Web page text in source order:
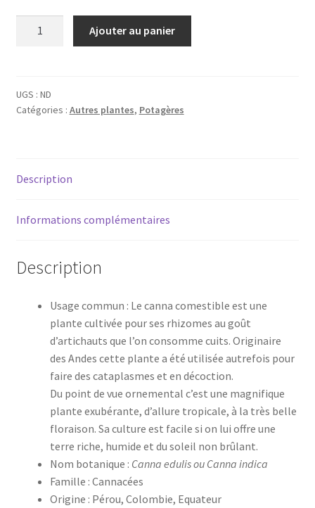
Ajouter au panier
UGS : ND
Catégories : Autres plantes, Potagères
Description
Informations complémentaires
Description
Usage commun : Le canna comestible est une
plante cultivée pour ses rhizomes au goût
d’artichauts que l’on consomme cuits. Originaire
des Andes cette plante a été utilisée autrefois pour
faire des cataplasmes et en décoction.
Du point de vue ornemental c’est une magnifique
plante exubérante, d’allure tropicale, à la très belle
floraison. Sa culture est facile si on lui offre une
terre riche, humide et du soleil non brûlant.
Nom botanique : Canna edulis ou Canna indica
Famille : Cannacées
Origine : Pérou, Colombie, Equateur